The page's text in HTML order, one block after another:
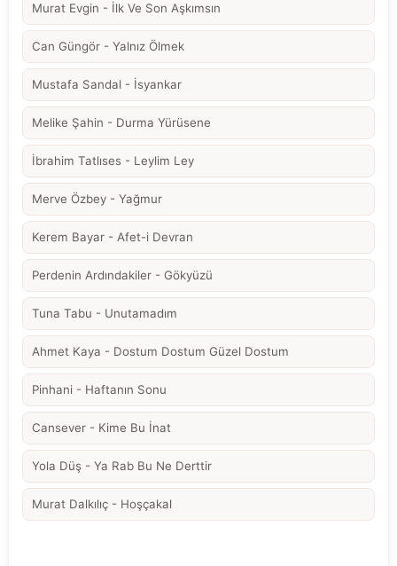
Murat Evgin - İlk Ve Son Aşkımsın
Can Güngör - Yalnız Ölmek
Mustafa Sandal - İsyankar
Melike Şahin - Durma Yürüsene
İbrahim Tatlıses - Leylim Ley
Merve Özbey - Yağmur
Kerem Bayar - Afet-i Devran
Perdenin Ardındakiler - Gökyüzü
Tuna Tabu - Unutamadım
Ahmet Kaya - Dostum Dostum Güzel Dostum
Pinhani - Haftanın Sonu
Cansever - Kime Bu İnat
Yola Düş - Ya Rab Bu Ne Derttir
Murat Dalkılıç - Hoşçakal